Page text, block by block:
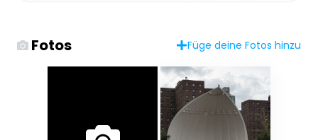
Fotos Füge deine Fotos hinzu